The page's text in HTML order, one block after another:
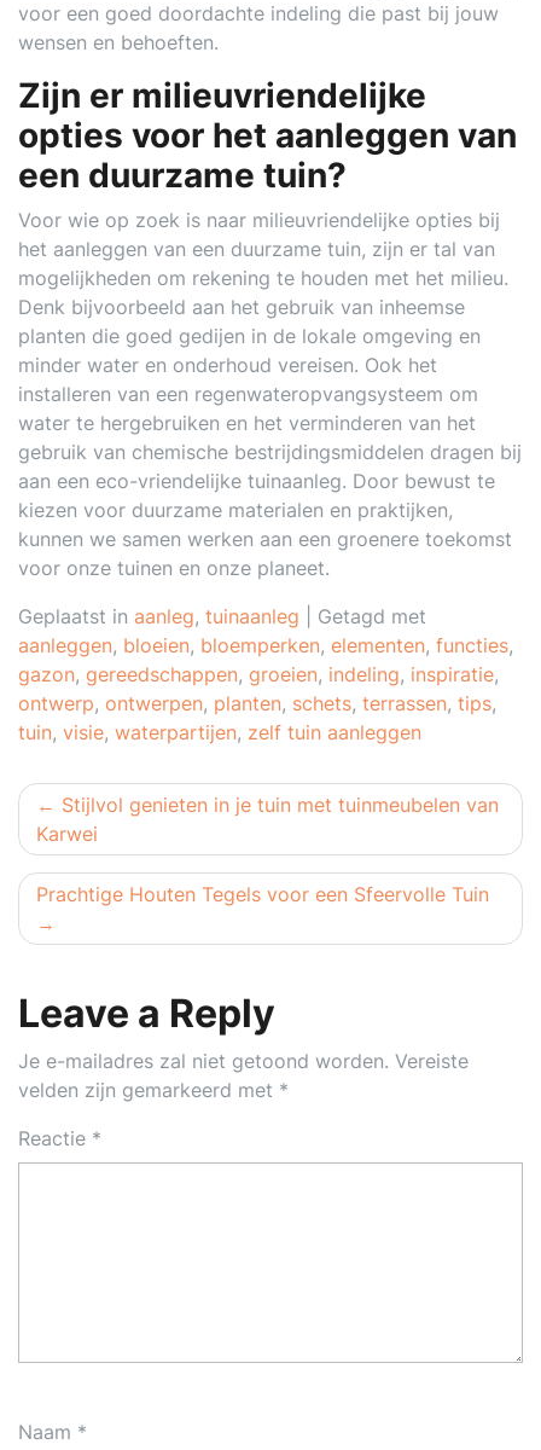
voor een goed doordachte indeling die past bij jouw
wensen en behoeften.
Zijn er milieuvriendelijke
opties voor het aanleggen van
een duurzame tuin?
Voor wie op zoek is naar milieuvriendelijke opties bij
het aanleggen van een duurzame tuin, zijn er tal van
mogelijkheden om rekening te houden met het milieu.
Denk bijvoorbeeld aan het gebruik van inheemse
planten die goed gedijen in de lokale omgeving en
minder water en onderhoud vereisen. Ook het
installeren van een regenwateropvangsysteem om
water te hergebruiken en het verminderen van het
gebruik van chemische bestrijdingsmiddelen dragen bij
aan een eco-vriendelijke tuinaanleg. Door bewust te
kiezen voor duurzame materialen en praktijken,
kunnen we samen werken aan een groenere toekomst
voor onze tuinen en onze planeet.
Geplaatst in aanleg, tuinaanleg
Getagd met
aanleggen, bloeien, bloemperken, elementen, functies,
gazon, gereedschappen, groeien, indeling, inspiratie,
ontwerp, ontwerpen, planten, schets, terrassen, tips,
tuin, visie, waterpartijen, zelf tuin aanleggen
Berichtnavigatie
Stijlvol genieten in je tuin met tuinmeubelen van
Karwei
Prachtige Houten Tegels voor een Sfeervolle Tuin
Leave a Reply
Je e-mailadres zal niet getoond worden. Vereiste
velden zijn gemarkeerd met *
Reactie *
Naam *